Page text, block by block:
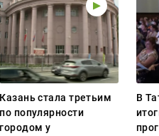
Казань стала третьим
по популярности
городом у
В